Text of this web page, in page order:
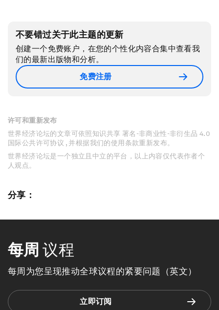
不要错过关于此主题的更新
创建一个免费账户，在您的个性化内容合集中查看我
们的最新出版物和分析。
免费注册
许可和重新发布
世界经济论坛的文章可依照知识共享 署名-非商业性-非衍生品 4.0
国际公共许可协议 , 并根据我们的使用条款重新发布。
世界经济论坛是一个独立且中立的平台，以上内容仅代表作者个
人观点。
分享：
每周 议程
每周为您呈现推动全球议程的紧要问题（英文）
立即订阅